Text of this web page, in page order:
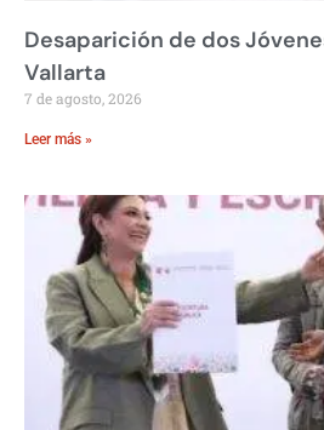
Desaparición de dos
Vallarta
7 de agosto, 2026
Leer más »